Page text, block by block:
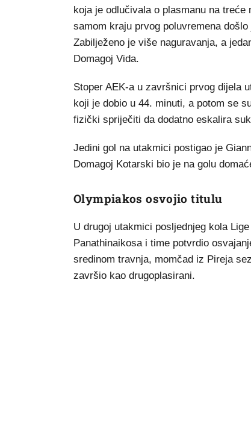
koja je odlučivala o plasmanu na
samom kraju prvog poluvremena
Zabilježeno je više naguravanja, a
Domagoj Vida.
Stoper AEK-a u završnici prvog dijela
koji je dobio u 44. minuti, a potom se
fizički spriječiti da dodatno eskalira
Jedini gol na utakmici postigao je
Domagoj Kotarski bio je na golu
Olympiakos osvojio titulu
U drugoj utakmici posljednjeg kola
Panathinaikosa i time potvrdio
sredinom travnja, momčad iz Pireja
završio kao drugoplasirani.